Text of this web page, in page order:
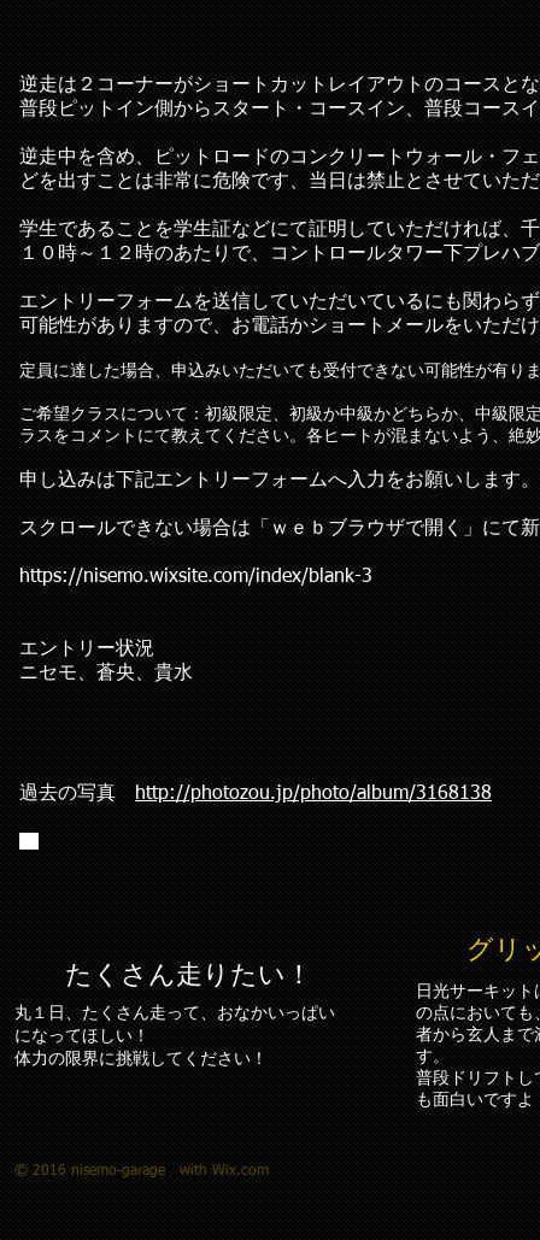
逆走は２コーナーがショートカットレイアウトのコースと
普段ピットイン側からスタート・コースイン、普段コース
逆走中を含め、ピットロードのコンクリートウォール・フ
どを出すことは非常に危険です、当日は禁止とさせていた
学生であることを学生証などにて証明していただければ、
１０時～１２時のあたりで、コントロールタワー下プレハ
エントリーフォームを送信していただいているにも関わら
可能性がありますので、お電話かショートメールをいただ
定員に達した場合、申込みいただいても受付できない可能性が有り
ご希望クラスについて：初級限定、初級か中級かどちらか、中級
ラスをコメントにて教えてください。各ヒートが混まないよう、絶
申し込みは下記エントリーフォームへ入力をお願いします。
スクロールできない場合は「ｗｅｂブラウザで開く」にて
https://nisemo.wixsite.com/index/blank-3
エントリー状況​
ニセモ、蒼央、貴水
過去の写真 http://photozou.jp/photo/album/3168138
たくさん走りたい！
丸１日、たくさん走って、おなかいっぱい
になってほしい！
体力の限界に挑戦してください！
グリ
日光サーキッ
の点においても
者から玄人まで
す。
普段ドリフトし
も面白いですよ
© 2016 nisemo-garage with Wix.com